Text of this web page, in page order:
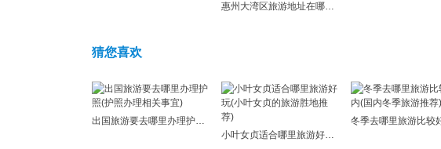
惠州大湾区旅游地址在哪里(探索惠州大湾区的美妙之旅)
猜您喜欢
出国旅游要去哪里办理护照(护照办理相关事宜)
小叶女贞适合哪里旅游好玩(小叶女贞的旅游胜地推荐)